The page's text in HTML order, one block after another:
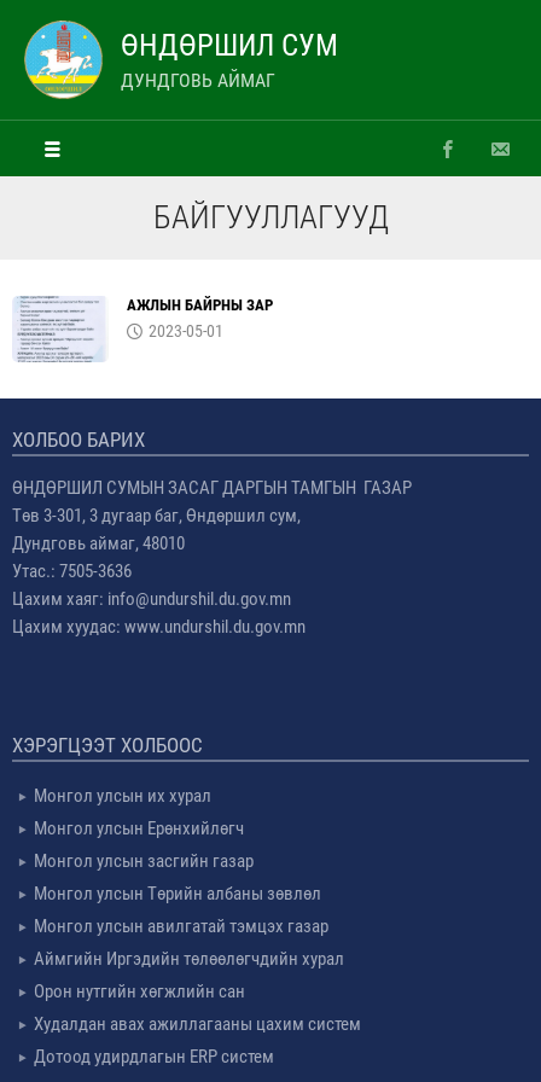
ӨНДӨРШИЛ СУМ
ДУНДГОВЬ АЙМАГ
БАЙГУУЛЛАГУУД
АЖЛЫН БАЙРНЫ ЗАР
2023-05-01
ХОЛБОО БАРИХ
ӨНДӨРШИЛ СУМЫН ЗАСАГ ДАРГЫН ТАМГЫН ГАЗАР
Төв 3-301, 3 дугаар баг, Өндөршил сум,
Дундговь аймаг, 48010
Утас.: 7505-3636
Цахим хаяг: info@undurshil.du.gov.mn
Цахим хуудас: www.undurshil.du.gov.mn
ХЭРЭГЦЭЭТ ХОЛБООС
Монгол улсын их хурал
Монгол улсын Ерөнхийлөгч
Монгол улсын засгийн газар
Монгол улсын Төрийн албаны зөвлөл
Монгол улсын авилгатай тэмцэх газар
Аймгийн Иргэдийн төлөөлөгчдийн хурал
Орон нутгийн хөгжлийн сан
Худалдан авах ажиллагааны цахим систем
Дотоод удирдлагын ERP систем